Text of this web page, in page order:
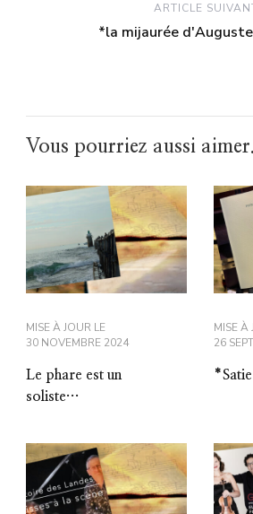
ARTICLE
*la mijaurée
Vous pourriez aussi
MISE À JOUR LE
30 NOVEMBRE 2024
Le phare est un
soliste…
MISE À
26